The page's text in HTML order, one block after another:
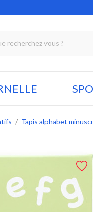
Tapis alphabet